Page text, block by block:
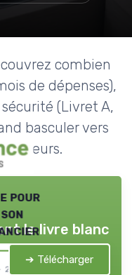
combien
de dépenses),
(Livret A,
basculer vers
pour
le livre blanc
➔ Télécharger